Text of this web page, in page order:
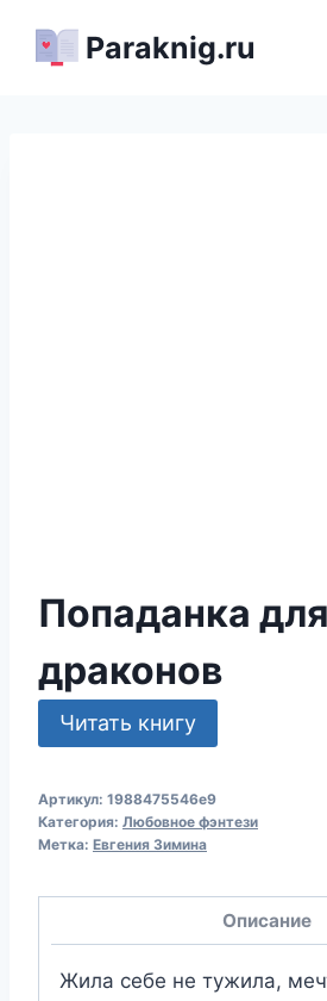
Paraknig.ru
Попаданка
драконов
Читать книгу
Артикул: 1988475546e9
Категория: Любовное фэнтези
Метка: Евгения Зимина
Описание
Жила себе не тужила,